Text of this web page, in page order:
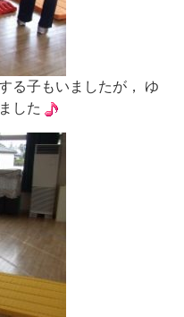
る子もいましたが， ゆ
した